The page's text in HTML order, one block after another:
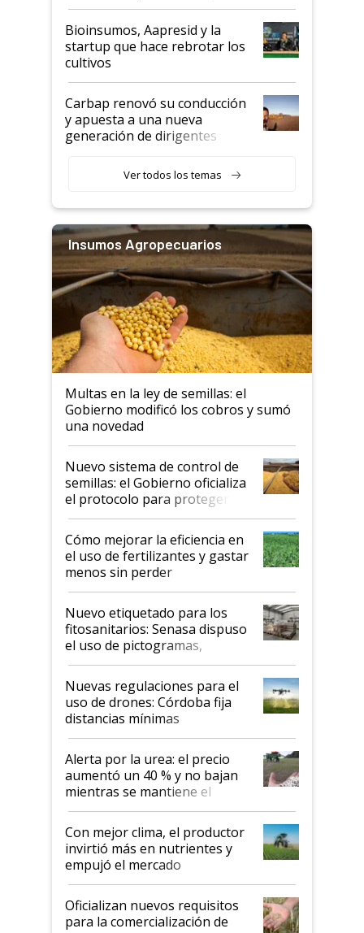
Bioinsumos, Aapresid y la
startup que hace rebrotar los
cultivos
Carbap renovó su conducción
y apuesta a una nueva
generación de dirigentes
Ver todos los temas
Insumos Agropecuarios
Multas en la ley de semillas: el
Gobierno modificó los cobros y sumó
una novedad
Nuevo sistema de control de
semillas: el Gobierno oficializa
el protocolo para proteger la
propiedad intelectual
Cómo mejorar la eficiencia en
el uso de fertilizantes y gastar
menos sin perder
productividad en la campaña
fina
Nuevo etiquetado para los
fitosanitarios: Senasa dispuso
el uso de pictogramas,
palabras de advertencia e
indicaciones
Nuevas regulaciones para el
uso de drones: Córdoba fija
distancias mínimas
Alerta por la urea: el precio
aumentó un 40 % y no bajan
mientras se mantiene el
conflicto en Medio Oriente
Con mejor clima, el productor
invirtió más en nutrientes y
empujó el mercado
Oficializan nuevos requisitos
para la comercialización de